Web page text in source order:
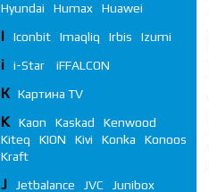
Hyundai
Humax Huawei
I Iconbit Imaqliq Irbis Izumi
i i-Star iFFALСON
К Картина TV
K Kaon Kaskad
Kenwood
Kiteq
KION Kivi Konka
Konoos
Kraft
J Jetbalance JVC Junibox